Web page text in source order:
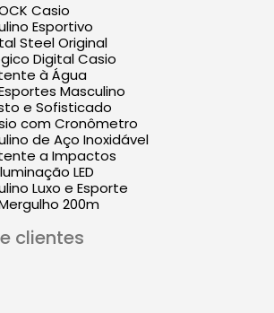
Casio
Esportivo
Steel Original
Digital Casio
à Água
Masculino
e Sofisticado
com Cronômetro
de Aço Inoxidável
a Impactos
LED
Luxo e Esporte
200m
clientes